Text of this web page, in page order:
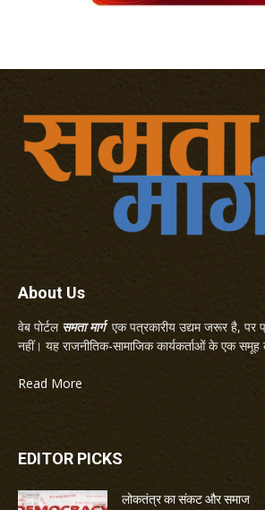
About Us
वेब पोर्टल समता मार्गएक पत्रकारीय उद्यम जरूर है, पर
नहीं। यह राजनीतिक-सामाजिक कार्यकर्ताओं के एक समूह
Read More
EDITOR PICKS
लोकतंत्र का संकट और समाज